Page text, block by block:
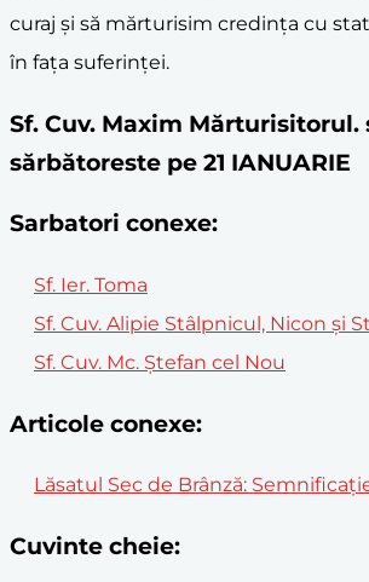
curaj și să mărturisim credința cu
în fața suferinței.
Sf. Cuv. Maxim Mărturisitorul.
sărbătoreste pe 21 IANUARIE
Sarbatori conexe:
Sf. Ier. Toma
Sf. Cuv. Alipie Stâlpnicul, Nicon și
Sf. Cuv. Mc. Ștefan cel Nou
Articole conexe:
Lăsatul Sec de Brânză:
Cuvinte cheie: